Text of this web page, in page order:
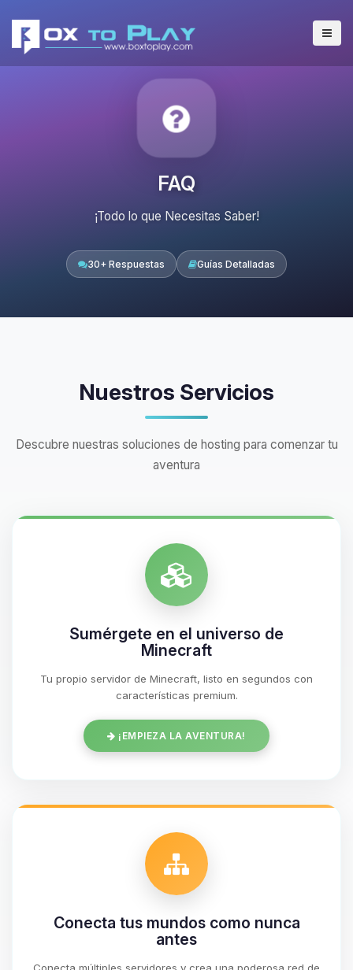
FAQ
¡Todo lo que Necesitas Saber!
30+ Respuestas Guías Detalladas
Nuestros Servicios
Descubre nuestras soluciones de hosting para comenzar tu
aventura
Sumérgete en el universo de
Minecraft
Tu propio servidor de Minecraft, listo en segundos con
características premium.
¡EMPIEZA LA AVENTURA!
Conecta tus mundos como nunca
antes